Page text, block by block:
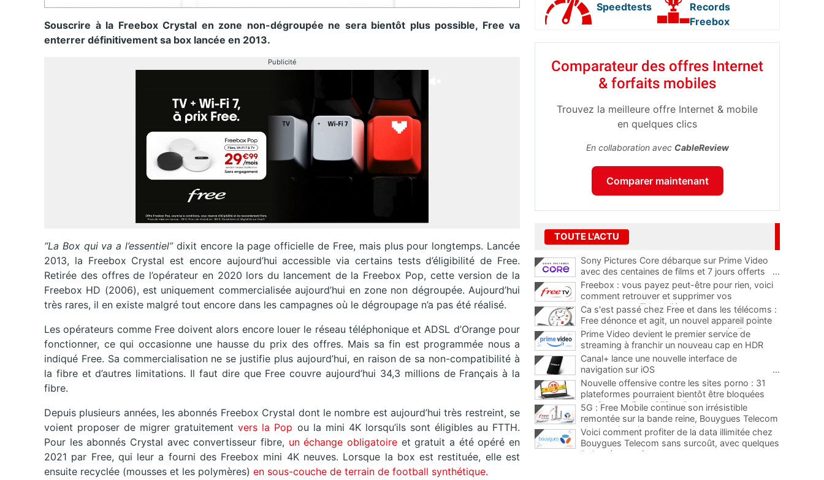
Souscrire à la Freebox Crystal en zone non-dégroupée ne sera bientôt plus possible, Free va
enterrer définitivement sa box lancée en 2013.
Publicité
“La Box qui va a l’essentiel” dixit encore la page officielle de Free, mais plus pour longtemps. Lancée
2013, la Freebox Crystal est encore aujourd’hui accessible via certains tests d’éligibilité de Free.
Retirée des offres de l’opérateur en 2020 lors du lancement de la Freebox Pop, cette version de la
Freebox HD (2006), est uniquement commercialisée aujourd’hui en zone non dégroupée. Aujourd’hui
très rares, il en existe malgré tout encore dans les campagnes où le dégroupage n’a pas été réalisé.
Les opérateurs comme Free doivent alors encore louer le réseau téléphonique et ADSL d’Orange pour
fonctionner, ce qui occasionne une hausse du prix des offres. Mais sa fin est programmée nous a
indiqué Free. Sa commercialisation ne se justifie plus aujourd’hui, en raison de sa non-compatibilité à
la fibre et d’autres limitations. Il faut dire que Free couvre aujourd’hui 34,3 millions de Français à la
fibre.
Depuis plusieurs années, les abonnés Freebox Crystal dont le nombre est aujourd’hui très restreint, se
voient proposer de migrer gratuitementvers la Pop ou la mini 4K lorsqu’ils sont éligibles au FTTH.
Pour les abonnés Crystal avec convertisseur fibre, un échange obligatoire et gratuit a été opéré en
2021 par Free, qui leur a fourni des Freebox mini 4K neuves. Lorsque la box est restituée, elle est
ensuite recyclée (mousses et les polymères) en sous-couche de terrain de football synthétique.
Speedtests
Records
Freebox
Comparateur des offres Internet
& forfaits mobiles
Trouvez la meilleure offre Internet & mobile
en quelques clics
En collaboration avec CableReview
Comparer maintenant
TOUTE L'ACTU
Sony Pictures Core débarque sur Prime Video
avec des centaines de films et 7 jours offerts
...
Freebox : vous payez peut-être pour rien, voici
comment retrouver et supprimer vos
abonnements TV oubliés
...
Ca s'est passé chez Free et dans les télécoms :
Free dénonce et agit, un nouvel appareil pointe
le bout de son nez chez des abonnés Freebox...
Prime Video devient le premier service de
streaming à franchir un nouveau cap en HDR
avec ce lancement
Canal+ lance une nouvelle interface de
navigation sur iOS
...
Nouvelle offensive contre les sites porno : 31
plateformes pourraient bientôt être bloquées
par Orange, Free, SFR et Bouygues
5G : Free Mobile continue son irrésistible
remontée sur la bande reine, Bouygues Telecom
plus que jamais sous pression
Voici comment profiter de la data illimitée chez
Bouygues Telecom sans surcoût, avec quelques
limites à connaître